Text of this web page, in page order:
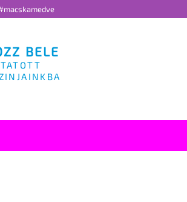
BELE